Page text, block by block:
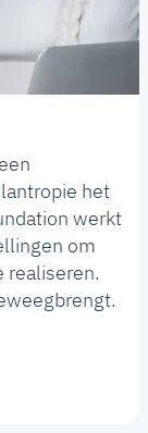
het
werkt
om
realiseren.